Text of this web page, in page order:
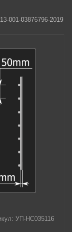
001-03876796-2019
УП-НС035116